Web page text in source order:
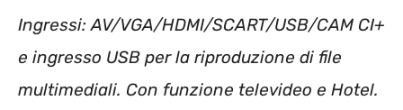
Ingressi: AV/VGA/HDMI/SCART/USB/CAM CI+
e ingresso USB per la riproduzione di file
multimediali. Con funzione televideo e Hotel.